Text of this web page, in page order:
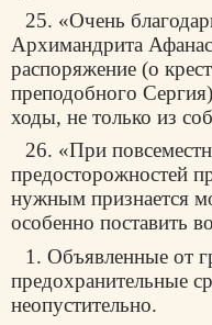
25. «Очень
Архимандрита
распоряжение (о
преподобного
ходы, не только из
26. «При
предосторожностей
нужным признается
особенно поставить
1. Объявленные от
предохранительные
неопустительно.